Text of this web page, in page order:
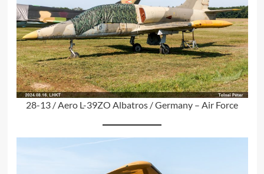
28-13 / Aero L-39ZO Albatros / Germany – Air Force